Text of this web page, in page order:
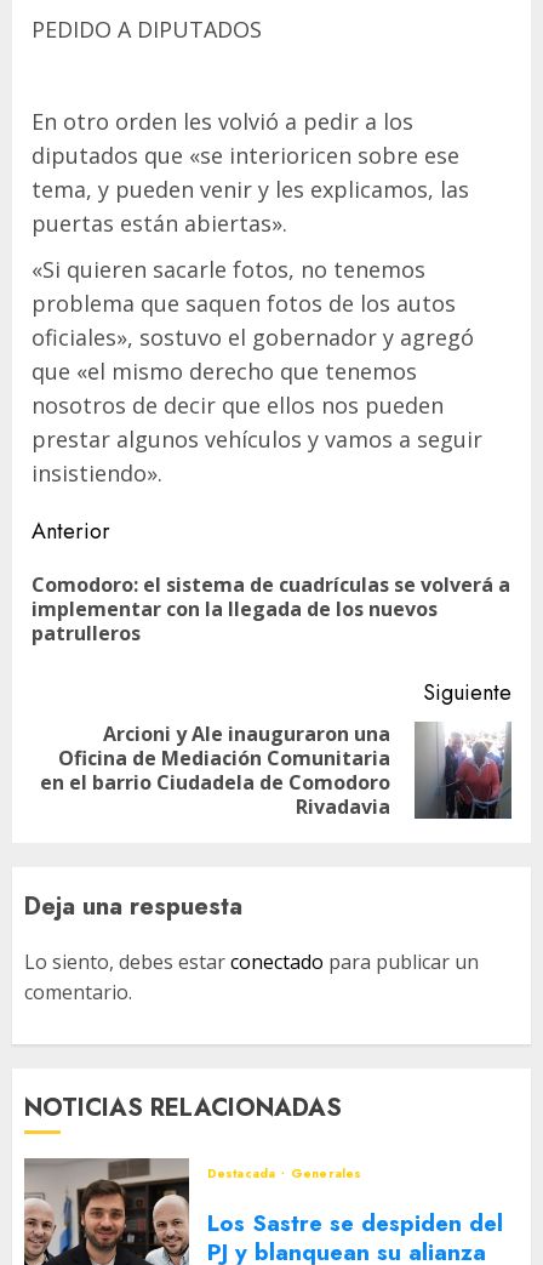
PEDIDO A DIPUTADOS
En otro orden les volvió a pedir a los
diputados que «se interioricen sobre ese
tema, y pueden venir y les explicamos, las
puertas están abiertas».
«Si quieren sacarle fotos, no tenemos
problema que saquen fotos de los autos
oficiales», sostuvo el gobernador y agregó
que «el mismo derecho que tenemos
nosotros de decir que ellos nos pueden
prestar algunos vehículos y vamos a seguir
insistiendo».
Navegación
de
entradas
Anterior
Comodoro: el sistema de cuadrículas se volverá a
implementar con la llegada de los nuevos
patrulleros
Siguiente
Siguiente
entrada:
Arcioni y Ale inauguraron una
Oficina de Mediación Comunitaria
en el barrio Ciudadela de Comodoro
Rivadavia
Deja una respuesta
Lo siento, debes estarconectado para publicar un
comentario.
NOTICIAS RELACIONADAS
Destacada Generales
Los Sastre se despiden del
PJ y blanquean su alianza